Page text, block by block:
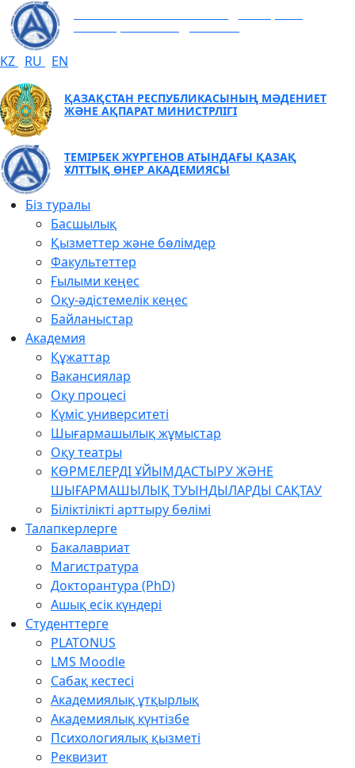
KZ RU EN
ҚАЗАҚСТАН РЕСПУБЛИКАСЫНЫҢ МӘДЕНИЕТ
ЖӘНЕ АҚПАРАТ МИНИСТРЛІГІ
ТЕМІРБЕК ЖҮРГЕНОВ АТЫНДАҒЫ ҚАЗАҚ
ҰЛТТЫҚ ӨНЕР АКАДЕМИЯСЫ
Біз туралы
Басшылық
Қызметтер және бөлімдер
Факультеттер
Ғылыми кеңес
Оқу-әдістемелік кеңес
Байланыстар
Академия
Құжаттар
Вакансиялар
Оқу процесі
Күміс университеті
Шығармашылық жұмыстар
Оқу театры
КӨРМЕЛЕРДІ ҰЙЫМДАСТЫРУ ЖӘНЕ
ШЫҒАРМАШЫЛЫҚ ТУЫНДЫЛАРДЫ САҚТАУ
Біліктілікті арттыру бөлімі
Талапкерлерге
Бакалавриат
Магистратура
Докторантура (PhD)
Ашық есік күндері
Студенттерге
PLATONUS
LMS Moodle
Сабақ кестесі
Академиялық ұтқырлық
Академиялық күнтізбе
Психологиялық қызметі
Реквизит